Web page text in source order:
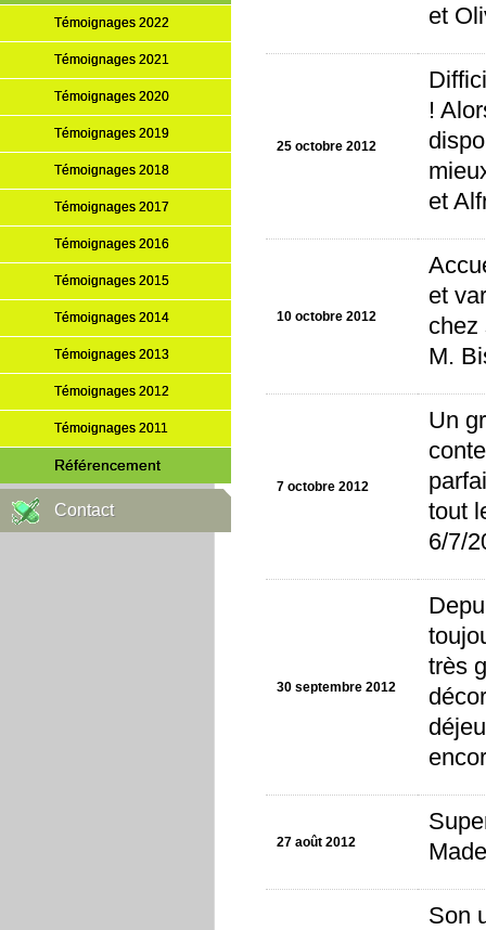
Témoignages 2022
Témoignages 2021
Témoignages 2020
Témoignages 2019
Témoignages 2018
Témoignages 2017
Témoignages 2016
Témoignages 2015
Témoignages 2014
Témoignages 2013
Témoignages 2012
Témoignages 2011
Référencement
Contact
et
25 octobre 2012
!
et
10 octobre 2012
et
chez
M.
7 octobre 2012
Un
tout
6/7/
30 septembre 2012
très
27 août 2012
Son